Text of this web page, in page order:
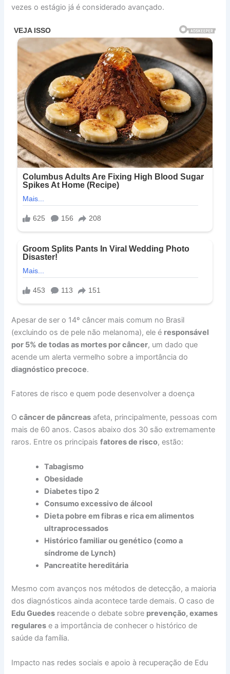
vezes o estágio já é considerado avançado.
Apesar de ser o 14º câncer mais comum no Brasil
(excluindo os de pele não melanoma), ele é responsável
por 5% de todas as mortes por câncer, um dado que
acende um alerta vermelho sobre a importância do
diagnóstico precoce.
Fatores de risco e quem pode desenvolver a doença
Ocâncer de pâncreas afeta, principalmente, pessoas com
mais de 60 anos. Casos abaixo dos 30 são extremamente
raros. Entre os principaisfatores de risco, estão:
Tabagismo
Obesidade
Diabetes tipo 2
Consumo excessivo de álcool
Dieta pobre em fibras e rica em alimentos
ultraprocessados
Histórico familiar ou genético (como a
síndrome de Lynch)
Pancreatite hereditária
Mesmo com avanços nos métodos de detecção, a maioria
dos diagnósticos ainda acontece tarde demais. O caso de
Edu Guedes reacende o debate sobre prevenção, exames
regulares e a importância de conhecer o histórico de
saúde da família.
Impacto nas redes sociais e apoio à recuperação de Edu